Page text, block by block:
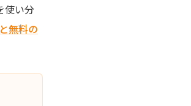
使い分
無料の